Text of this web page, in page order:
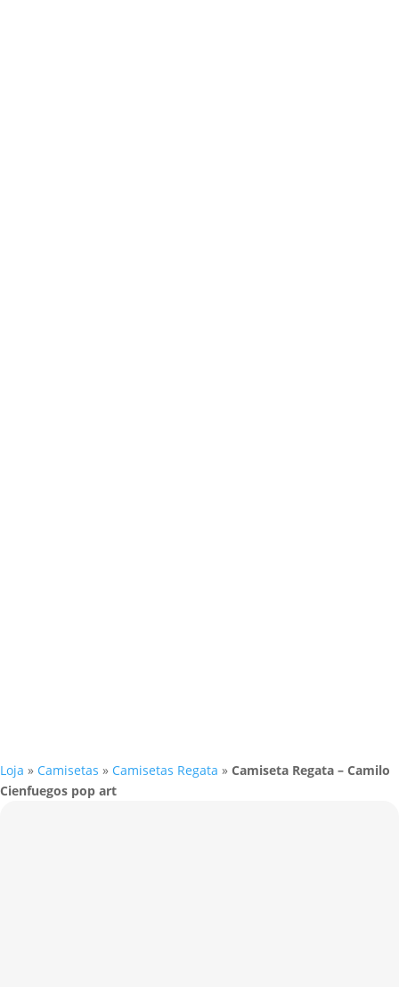
Loja » Camisetas » Camisetas Regata » Camiseta Regata – Camilo
Cienfuegos pop art